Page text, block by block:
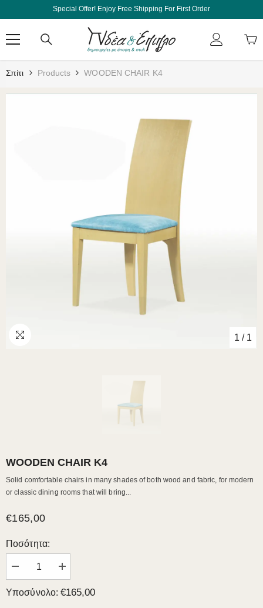
Μετάβαση Στο Περιεχόμενο
Special Offer! Enjoy Free Shipping For First Order
Σπίτι Products WOODEN CHAIR K4
1 / 1
WOODEN CHAIR K4
Solid comfortable chairs in many shades of both wood and fabric, for modern
or classic dining rooms that will bring...
€165,00
Ποσότητα:
Μειώστε
την
ποσότητα
για
Αυξήστε
την
ποσότητα
για
Υποσύνολο:€165,00